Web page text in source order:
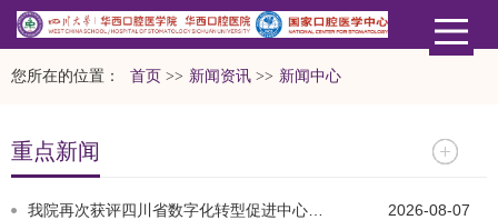
您所在的位置： 首页 >> 新闻资讯 >> 新闻中心
重点新闻
2026-08-07
我院再次获评四川省数字化转型促进中心…